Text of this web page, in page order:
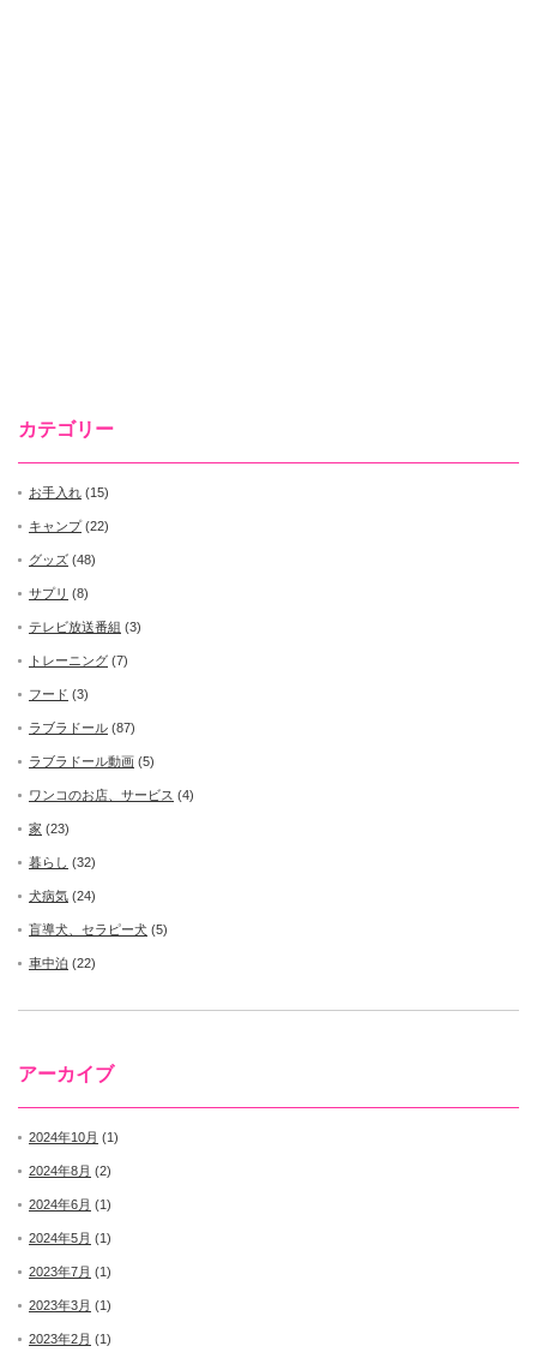
カテゴリー
お手入れ (15)
キャンプ(22)
グッズ (48)
サプリ (8)
テレビ放送番組 (3)
トレーニング (7)
フード (3)
ラブラドール (87)
ラブラドール動画 (5)
ワンコのお店、サービス (4)
家 (23)
暮らし (32)
犬病気 (24)
盲導犬、セラピー犬 (5)
車中泊 (22)
アーカイブ
2024年10月 (1)
2024年8月 (2)
2024年6月 (1)
2024年5月 (1)
2023年7月 (1)
2023年3月 (1)
2023年2月 (1)